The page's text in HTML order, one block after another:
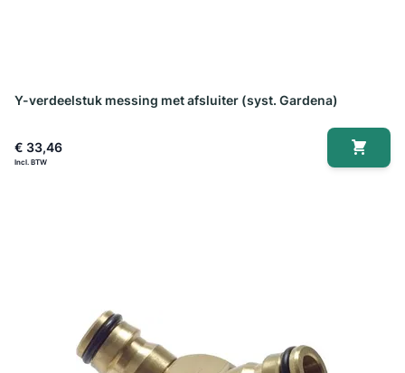
Y-verdeelstuk messing met afsluiter (syst. Gardena)
€ 33,46